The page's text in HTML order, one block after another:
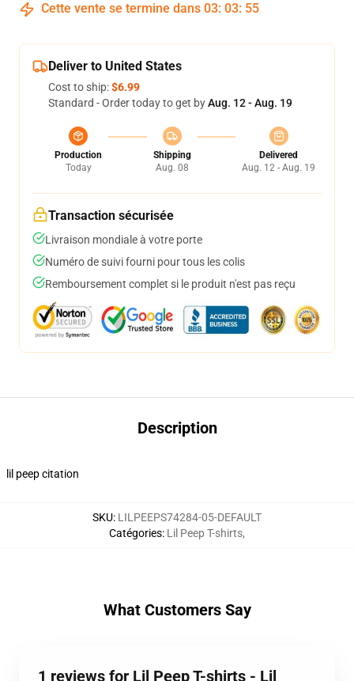
Cette vente se termine dans 03: 03: 54
Deliver to United States
Cost to ship:$6.99
Standard - Order today to get byAug. 12 - Aug. 19
Production
Today
Shipping
Aug. 08
Delivered
Aug. 12 - Aug. 19
Transaction sécurisée
Livraison mondiale à votre porte
Numéro de suivi fourni pour tous les colis
Remboursement complet si le produit n'est pas reçu
Description
lil peep citation
SKU: LILPEEPS74284-05-DEFAULT
Catégories: Lil Peep T-shirts,
What Customers Say
1 reviews for Lil Peep T-shirts - Lil